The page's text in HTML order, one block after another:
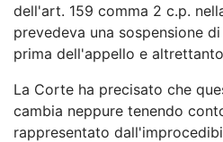
dell'art. 159 comma 2 c.p.
prevedeva una sospensione
prima dell'appello e
La Corte ha precisato che
cambia neppure tenendo
rappresentato